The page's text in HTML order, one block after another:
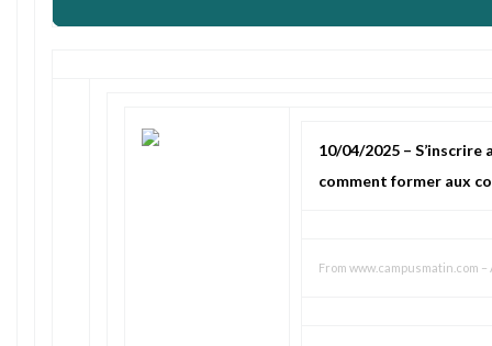
10/04/2025 –
comment former aux
From www.campusmatin.com –